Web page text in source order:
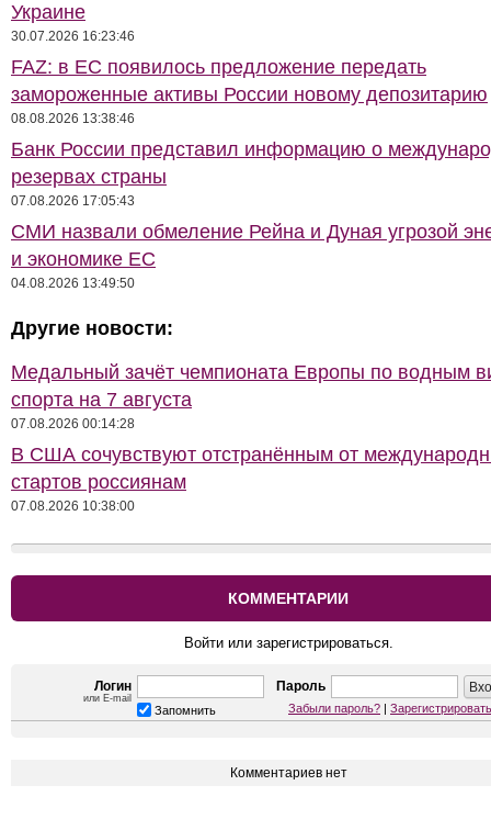
Украине
30.07.2026 16:23:46
FAZ: в ЕС появилось предложение передать
замороженные активы России новому депозитарию
08.08.2026 13:38:46
Банк России представил информацию о
резервах страны
07.08.2026 17:05:43
СМИ назвали обмеление Рейна и Дуная угрозой
и экономике ЕС
04.08.2026 13:49:50
Другие новости:
Медальный зачёт чемпионата Европы по водным
спорта на 7 августа
07.08.2026 00:14:28
В США сочувствуют отстранённым от
стартов россиянам
07.08.2026 10:38:00
КОММЕНТАРИИ
Войти или зарегистрироваться.
Логин
или E-mail
Пароль
Запомнить Забыли пароль? |
Комментариев нет